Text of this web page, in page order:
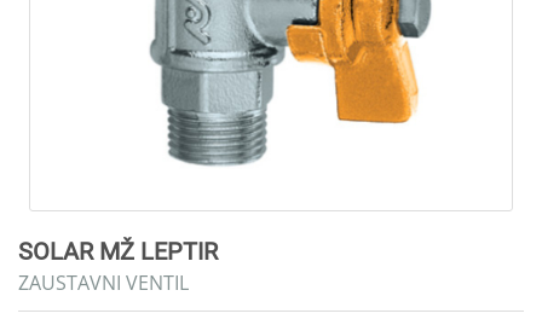
SOLAR MŽ LEPTIR
ZAUSTAVNI VENTIL